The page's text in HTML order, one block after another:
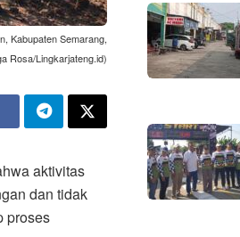
Kabupaten Semarang,
Rosa/Lingkarjateng.id)
aktivitas
dan tidak
proses